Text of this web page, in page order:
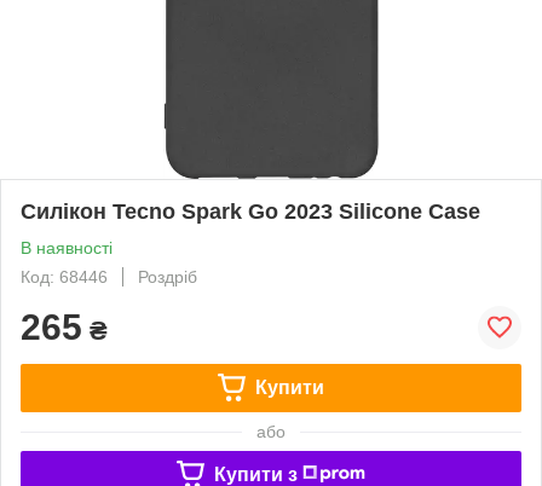
Силікон Tecno Spark Go 2023 Silicone Case
В наявності
Код: 68446
Роздріб
265 ₴
Купити
або
Купити з